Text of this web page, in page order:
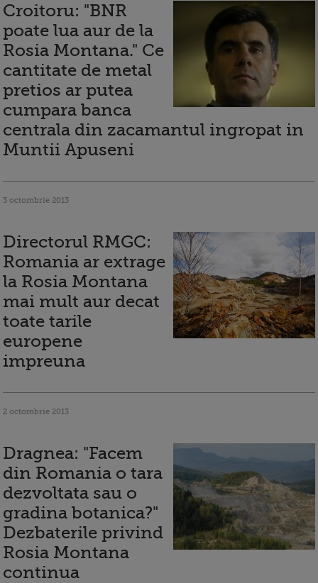
Croitoru: "BNR
poate lua aur de la
Rosia Montana." Ce
cantitate de metal
pretios ar putea
cumpara banca
centrala din zacamantul ingropat in
Muntii Apuseni
3 octombrie 2013
Directorul RMGC:
Romania ar extrage
la Rosia Montana
mai mult aur decat
toate tarile
europene
impreuna
2 octombrie 2013
Dragnea: "Facem
din Romania o tara
dezvoltata sau o
gradina botanica?"
Dezbaterile privind
Rosia Montana
continua